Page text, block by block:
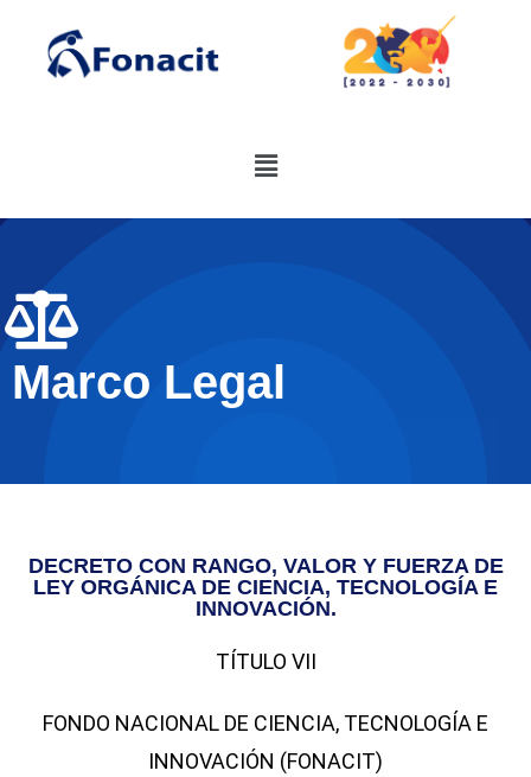
Marco Legal
DECRETO CON RANGO, VALOR Y FUERZA DE
LEY ORGÁNICA DE CIENCIA, TECNOLOGÍA E
INNOVACIÓN.
TÍTULO VII
FONDO NACIONAL DE CIENCIA, TECNOLOGÍA E
INNOVACIÓN (FONACIT)